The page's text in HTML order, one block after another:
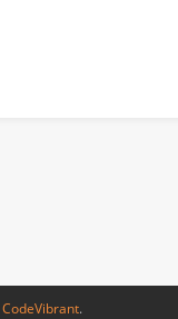
CodeVibrant.